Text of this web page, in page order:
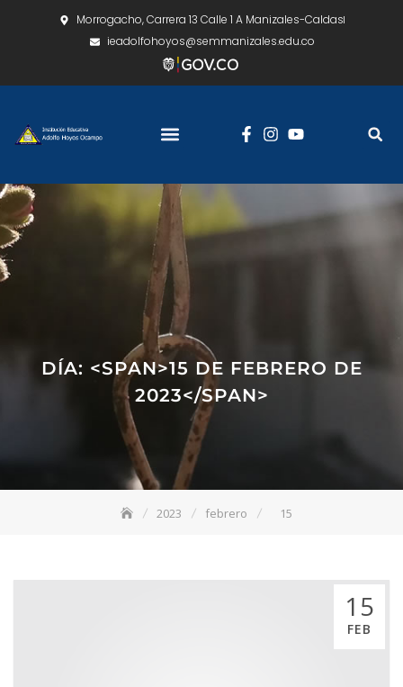
Morrogacho, Carrera 13 Calle 1 A Manizales-Caldas
ieadolfohoyos@semmanizales.edu.co
DÍA: <SPAN>15 DE FEBRERO DE
2023</SPAN>
2023 febrero 15
15
FEB